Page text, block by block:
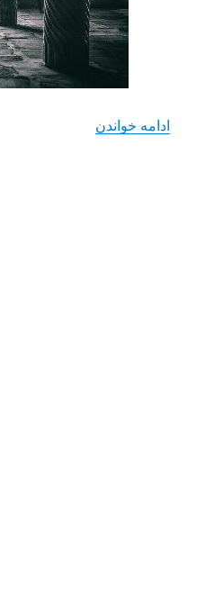
ادامه خواندن“دانلود آهنگ